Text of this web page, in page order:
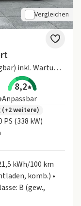
Vergleichen
Plug-in Hybrid P460e S (sofort verfügbar) inkl. Wartung & Verschleiß
8,2
Anpassbar
(+2 weitere)
PS (338 kW)
kWh/100 km
komb.) •
B (gew.,